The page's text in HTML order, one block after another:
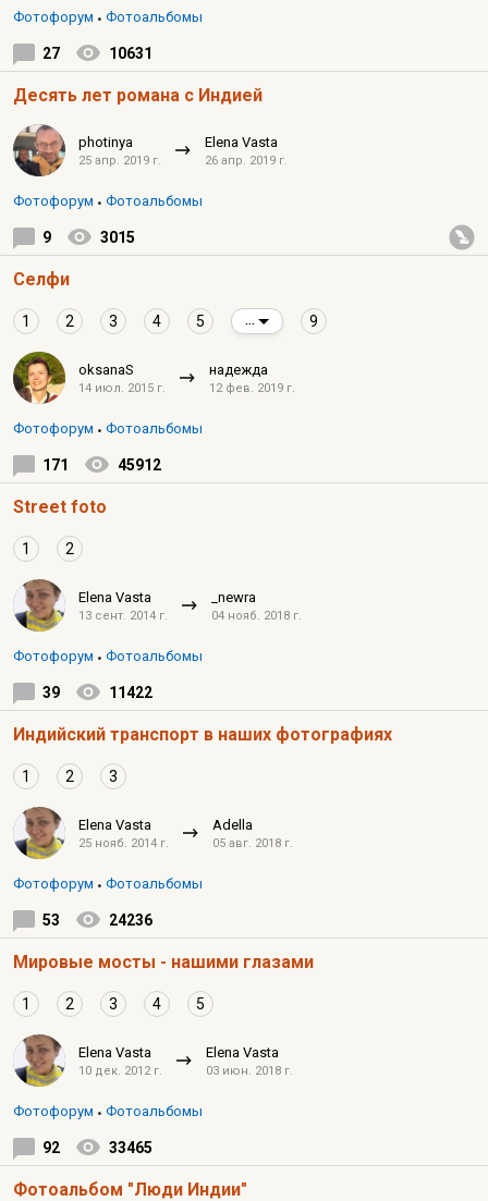
Фотофорум Фотоальбомы
27 10631
Десять лет романа с Индией
photinya
25 апр. 2019 г.
Elena Vasta
26 апр. 2019 г.
Фотофорум Фотоальбомы
9 3015
Селфи
1 2 3 4 5 9
oksanaS
14 июл. 2015 г.
надежда
12 фев. 2019 г.
Фотофорум Фотоальбомы
171 45912
Street foto
1 2
Elena Vasta
13 сент. 2014 г.
_newra
04 нояб. 2018 г.
Фотофорум Фотоальбомы
39 11422
Индийский транспорт в наших фотографиях
1 2 3
Elena Vasta
25 нояб. 2014 г.
Adella
05 авг. 2018 г.
Фотофорум Фотоальбомы
53 24236
Мировые мосты - нашими глазами
1 2 3 4 5
Elena Vasta
10 дек. 2012 г.
Elena Vasta
03 июн. 2018 г.
Фотофорум Фотоальбомы
92 33465
Фотоальбом "Люди Индии"